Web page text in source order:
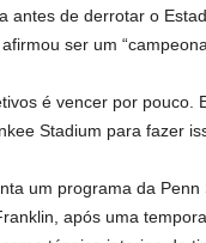
antes de derrotar o
ser um
é vencer por pouco.
Stadium para fazer
um programa da Penn
após uma